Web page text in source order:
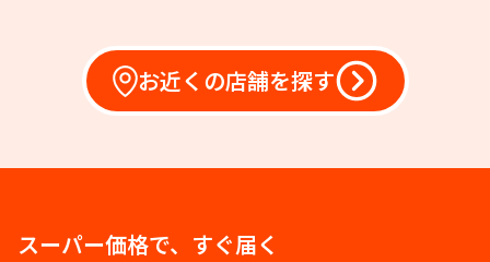
お近くの店舗を探す
スーパー価格で、すぐ届く